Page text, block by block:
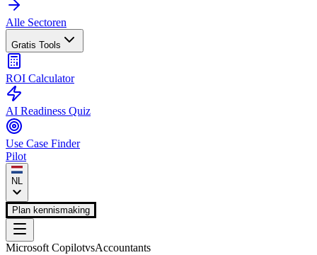
Alle Sectoren
Gratis Tools
ROI Calculator
AI Readiness Quiz
Use Case Finder
Pilot
NL
Plan kennismaking
Microsoft CopilotvsAccountants